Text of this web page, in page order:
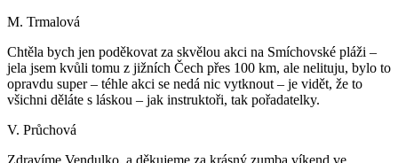
M. Trmalová
Chtěla bych jen poděkovat za skvělou akci na Smíchovské pláži –
jela jsem kvůli tomu z jižních Čech přes 100 km, ale nelituju, bylo to
opravdu super – téhle akci se nedá nic vytknout – je vidět, že to
všichni děláte s láskou – jak instruktoři, tak pořadatelky.
V. Průchová
Zdravíme Vendulko, a děkujeme za krásný zumba víkend ve